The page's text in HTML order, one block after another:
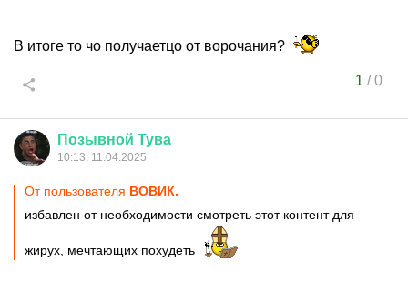
В итоге то чо получаетцо от ворочания?
1 /0
Позывной Тува
10:13, 11.04.2025
От пользователя ВОВИК.
избавлен от необходимости смотреть этот контент для
жирух, мечтающих похудеть